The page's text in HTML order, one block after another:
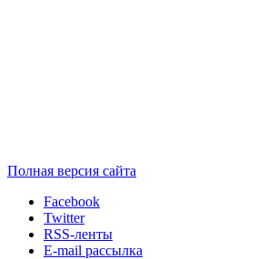
Полная версия сайта
Facebook
Twitter
RSS-ленты
E-mail рассылка